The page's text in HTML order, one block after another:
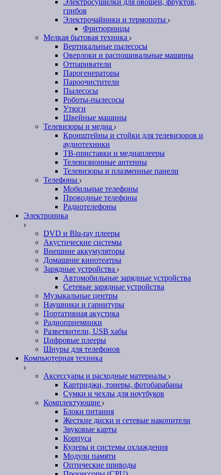
Электросушилки для овощей, фруктов,
грибов
Электрочайники и термопоты
Фритюрницы
Мелкая бытовая техника
Вертикальные пылесосы
Оверлоки и распошивальные машины
Отпариватели
Парогенераторы
Пароочистители
Пылесосы
Роботы-пылесосы
Утюги
Швейные машины
Телевизоры и медиа
Кронштейны и стойки для телевизоров и
аудиотехники
ТВ-приставки и медиаплееры
Телевизионные антенны
Телевизоры и плазменные панели
Телефоны
Мобильные телефоны
Проводные телефоны
Радиотелефоны
Электроника
DVD и Blu-ray плееры
Акустические системы
Внешние аккумуляторы
Домашние кинотеатры
Зарядные устройства
Автомобильные зарядные устройства
Сетевые зарядные устройства
Музыкальные центры
Наушники и гарнитуры
Портативная акустика
Радиоприемники
Разветвители, USB хабы
Цифровые плееры
Шнуры для телефонов
Компьютерная техника
Аксессуары и расходные материалы
Картриджи, тонеры, фотобарабаны
Сумки и чехлы для ноутбуков
Комплектующие
Блоки питания
Жесткие диски и сетевые накопители
Звуковые карты
Корпуса
Кулеры и системы охлаждения
Модули памяти
Оптические приводы